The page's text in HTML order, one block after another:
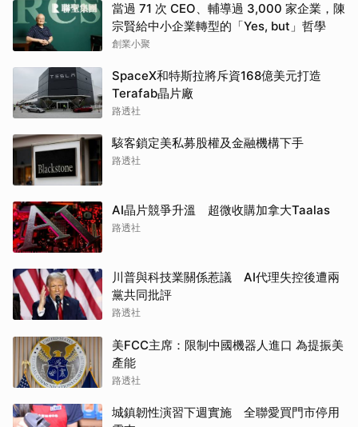
當過 71 次 CEO、輔導過 3,000 家企業，陳
宗賢給中小企業轉型的「Yes, but」哲學
創業小聚
SpaceX和特斯拉將斥資168億美元打造
Terafab晶片廠
路透社
駭客鎖定美私募股權及金融機構下手
路透社
AI晶片競爭升溫 超微收購加拿大Taalas
路透社
川普與科技業關係惹議 AI代理失控後遭兩
黨共同批評
路透社
美FCC主席：限制中國機器人進口 為提振美
產能
路透社
城鎮韌性演習下週實施 全聯愛買門市停用